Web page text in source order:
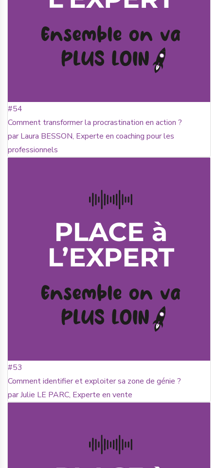
#54
Comment transformer la procrastination en action ?
par Laura BESSON, Experte en coaching pour les
professionnels
#53
Comment identifier et exploiter sa zone de génie ?
par Julie LE PARC, Experte en vente